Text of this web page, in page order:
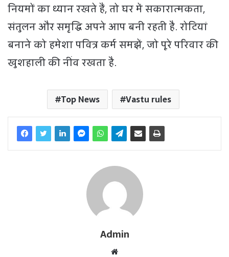
नियमों का ध्यान रखते हैं, तो घर में सकारात्मकता,
संतुलन और समृद्धि अपने आप बनी रहती है. रोटियां
बनाने को हमेशा पवित्र कर्म समझें, जो पूरे परिवार की
खुशहाली की नींव रखता है.
Top News Vastu rules
Admin